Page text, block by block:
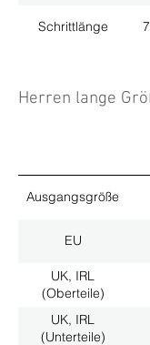
Schrittlänge
Herren lange
Ausgangsgröße
EU
UK, IRL
(Oberteile)
UK, IRL
(Unterteile)